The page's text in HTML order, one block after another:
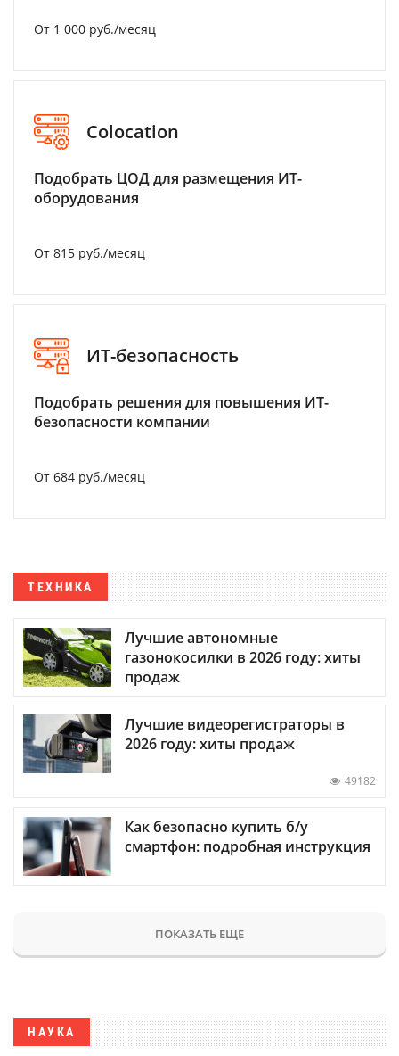
От 1 000 руб./месяц
Colocation
Подобрать ЦОД для размещения ИТ-
оборудования
От 815 руб./месяц
ИТ-безопасность
Подобрать решения для повышения ИТ-
безопасности компании
От 684 руб./месяц
ТЕХНИКА
Лучшие автономные
газонокосилки в 2026 году: хиты
продаж
Лучшие видеорегистраторы в
2026 году: хиты продаж
49182
Как безопасно купить б/у
смартфон: подробная инструкция
ПОКАЗАТЬ ЕЩЕ
НАУКА